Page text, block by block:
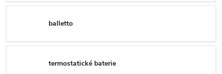
balletto
termostatické baterie